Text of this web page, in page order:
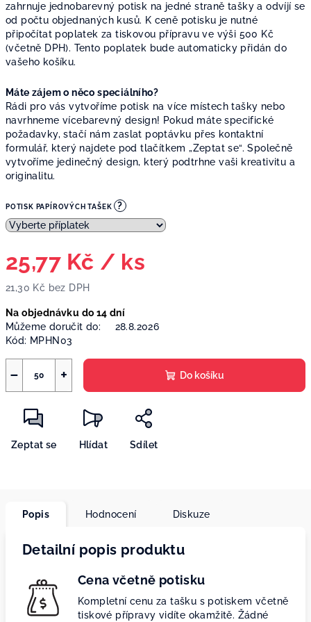
zahrnuje jednobarevný potisk na jedné straně tašky a odvíjí se
od počtu objednaných kusů. K ceně potisku je nutné
připočítat poplatek za tiskovou přípravu ve výši 500 Kč
(včetně DPH). Tento poplatek bude automaticky přidán do
vašeho košíku.
Máte zájem o něco speciálního?
Rádi pro vás vytvoříme potisk na více místech tašky nebo
navrhneme vícebarevný design! Pokud máte specifické
požadavky, stačí nám zaslat poptávku přes kontaktní
formulář, který najdete pod tlačítkem „Zeptat se“. Společně
vytvoříme jedinečný design, který podtrhne vaši kreativitu a
originalitu.
POTISK PAPÍROVÝCH TAŠEK ?
25,77 Kč / ks
21,30 Kč bez DPH
cena:
Na objednávku do 14 dní
Můžeme doručit do:
28.8.2026
Kód: MPHN03
+
− Do košíku
Zeptat se Hlídat Sdílet
Popis Hodnocení Diskuze
Detailní popis produktu
Cena včetně potisku
Kompletní cenu za tašku s potiskem včetně
tiskové přípravy vidíte okamžitě. Žádné